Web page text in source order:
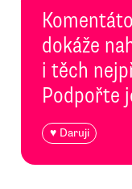
dokáže
i těch
Podpořte
♥ Daruji